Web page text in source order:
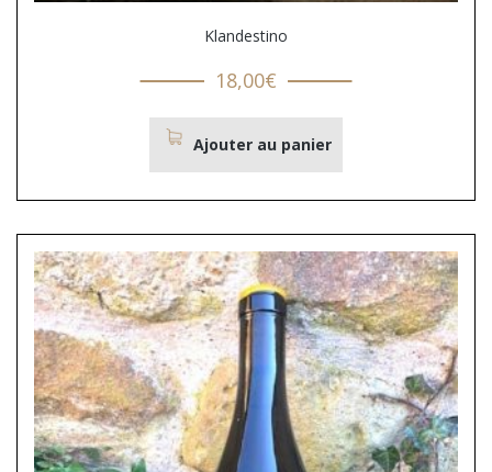
Klandestino
18,00€
Ajouter au panier